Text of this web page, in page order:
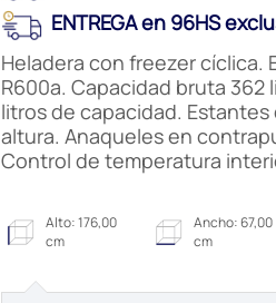
ENTREGA en 96HS
Heladera con freezer cíclica.
R600a. Capacidad bruta 362
litros de capacidad.
altura. Anaqueles en
Control de temperatura
Alto: 176,00
cm
Ancho: 67,00
cm